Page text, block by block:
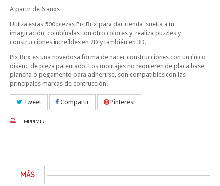
A partir de 6 años
Utiliza estas 500 piezas Pix Brix para dar rienda suelta a tu
imaginación, combínalas con otro colores y realiza puzzles y
construcciones increíbles en 2D y también en 3D.
Pix Brix es una novedosa forma de hacer construcciones con un único
diseño de pieza patentado. Los montajes no requieren de placa base,
plancha o pegamento para adherirse, son compatibles con las
principales marcas de contrucción.
Tweet Compartir Pinterest
IMPRIMIR
MÁS